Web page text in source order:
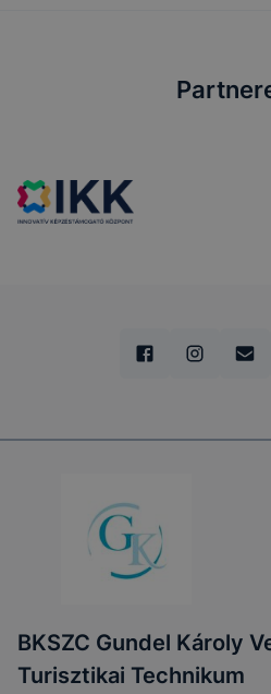
BKSZC Gundel Károly
Turisztikai Technikum